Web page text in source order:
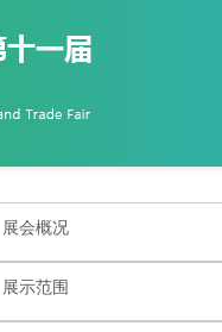
展会概况
展示范围